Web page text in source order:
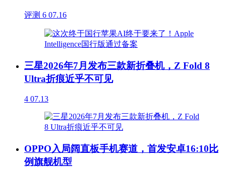
评测 6 07.16
三星2026年7月发布三款新折叠机，Z Fold 8
Ultra折痕近乎不可见
4 07.13
OPPO入局阔直板手机赛道，首发安卓16:10比
例旗舰机型